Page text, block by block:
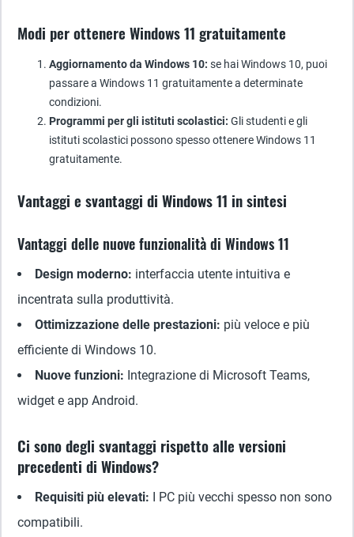
Modi per ottenere Windows 11 gratuitamente
Aggiornamento da Windows 10: se hai Windows 10, puoi
passare a Windows 11 gratuitamente a determinate
condizioni.
Programmi per gli istituti scolastici: Gli studenti e gli
istituti scolastici possono spesso ottenere Windows 11
gratuitamente.
Vantaggi e svantaggi di Windows 11 in sintesi
Vantaggi delle nuove funzionalità di Windows 11
Design moderno: interfaccia utente intuitiva e
incentrata sulla produttività.
Ottimizzazione delle prestazioni: più veloce e più
efficiente di Windows 10.
Nuove funzioni: Integrazione di Microsoft Teams,
widget e app Android.
Ci sono degli svantaggi rispetto alle versioni
precedenti di Windows?
Requisiti più elevati: I PC più vecchi spesso non sono
compatibili.